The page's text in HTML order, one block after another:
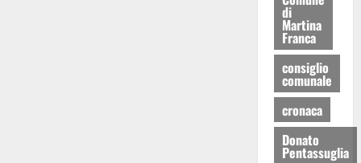
di
Martina
Franca
consiglio
comunale
cronaca
Donato
Pentassuglia